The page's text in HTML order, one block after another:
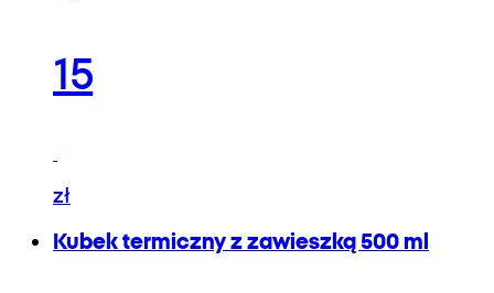
15
zł
Kubek termiczny z zawieszką 500 ml